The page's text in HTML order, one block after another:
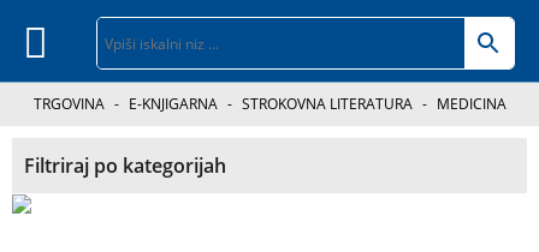
TRGOVINA - E-KNJIGARNA - STROKOVNA LITERATURA - MEDICINA
Filtriraj po kategorijah